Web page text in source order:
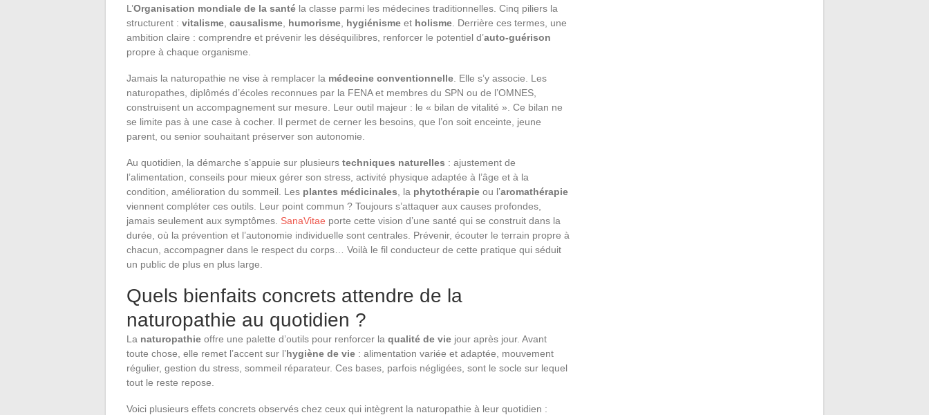
L’Organisation mondiale de la santé la classe parmi les médecines traditionnelles. Cinq piliers la
structurent : vitalisme causalisme humorisme hygiénisme et holisme . Derrière ces termes, une
ambition claire : comprendre et prévenir les déséquilibres, renforcer le potentiel d’auto-guérison
propre à chaque organisme.
Jamais la naturopathie ne vise à remplacer la médecine conventionnelle . Elle s’y associe. Les
naturopathes, diplômés d’écoles reconnues par la FENA et membres du SPN ou de l’OMNES,
construisent un accompagnement sur mesure. Leur outil majeur : le « bilan de vitalité ». Ce bilan ne
se limite pas à une case à cocher. Il permet de cerner les besoins, que l’on soit enceinte, jeune
parent, ou senior souhaitant préserver son autonomie.
Au quotidien, la démarche s’appuie sur plusieurs techniques naturelles : ajustement de
l’alimentation, conseils pour mieux gérer son stress, activité physique adaptée à l’âge et à la
condition, amélioration du sommeil. Les plantes médicinales , la phytothérapie ou l’aromathérapie
viennent compléter ces outils. Leur point commun ? Toujours s’attaquer aux causes profondes,
jamais seulement aux symptômes. SanaVitae porte cette vision d’une santé qui se construit dans la
durée, où la prévention et l’autonomie individuelle sont centrales. Prévenir, écouter le terrain propre à
chacun, accompagner dans le respect du corps… Voilà le fil conducteur de cette pratique qui séduit
un public de plus en plus large.
Quels bienfaits concrets attendre de la
naturopathie au quotidien ?
La naturopathie offre une palette d’outils pour renforcer la qualité de vie jour après jour. Avant
toute chose, elle remet l’accent sur l’hygiène de vie : alimentation variée et adaptée, mouvement
régulier, gestion du stress, sommeil réparateur. Ces bases, parfois négligées, sont le socle sur lequel
tout le reste repose.
Voici plusieurs effets concrets observés chez ceux qui intègrent la naturopathie à leur quotidien :